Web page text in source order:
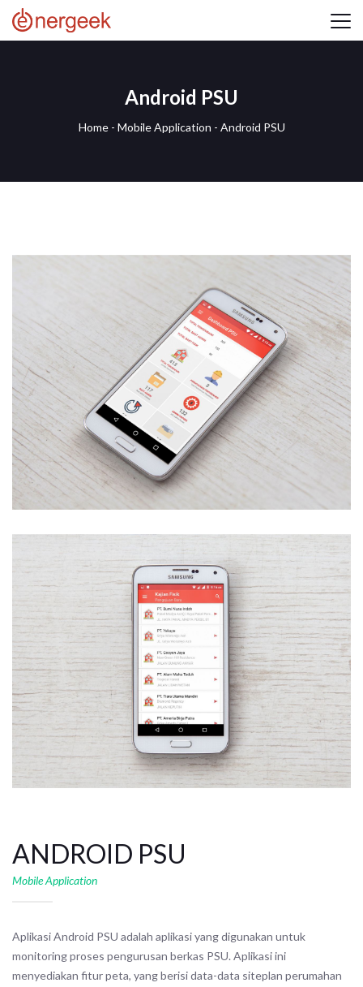
Android PSU
Home- Mobile Application - Android PSU
ANDROID PSU
Mobile Application
Aplikasi Android PSU adalah aplikasi yang digunakan untuk
monitoring proses pengurusan berkas PSU. Aplikasi ini
menyediakan fitur peta, yang berisi data-data siteplan perumahan